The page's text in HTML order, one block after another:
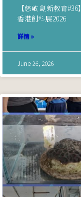
【慈敬 創新教育#36】
香港創科展2026
詳情 »
June 26, 2026